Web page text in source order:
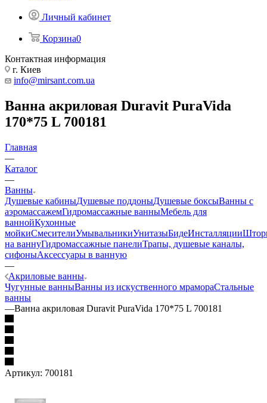
Личный кабинет
Корзина0
Контактная информация
г. Киев
info@mirsant.com.ua
Ванна акриловая Duravit PuraVida
170*75 L 700181
Главная
—
Каталог
—
Ванны
Душевые кабиныДушевые поддоныДушевые боксыВанны с
аэромассажемГидромассажные ванныМебель для
ваннойКухонные
мойкиСмесителиУмывальникиУнитазыБидеИнсталляции
на ваннуГидромассажные панелиТрапы, душевые каналы,
сифоныАксессуары в ванную
—
Акриловые ванны
Чугунные ванныВанны из искуственного мрамораСтальные
ванны
—Ванна акриловая Duravit PuraVida 170*75 L 700181
Артикул: 700181